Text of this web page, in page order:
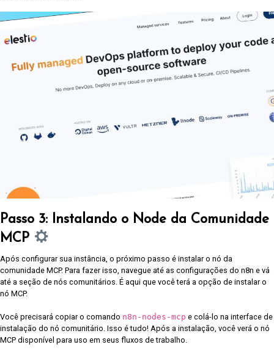
Passo 3: Instalando o Node da Comunidade
MCP
Após configurar sua instância, o próximo passo é instalar o nó da
comunidade MCP. Para fazer isso, navegue até as configurações do n8n e vá
até a seção de nós comunitários. É aqui que você terá a opção de instalar o
nó MCP.
Você precisará copiar o comando n8n-nodes-mcp e colá-lo na interface de
instalação do nó comunitário. Isso é tudo! Após a instalação, você verá o nó
MCP disponível para uso em seus fluxos de trabalho.